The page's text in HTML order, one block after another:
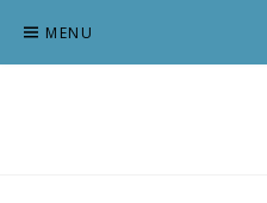
content
MENU